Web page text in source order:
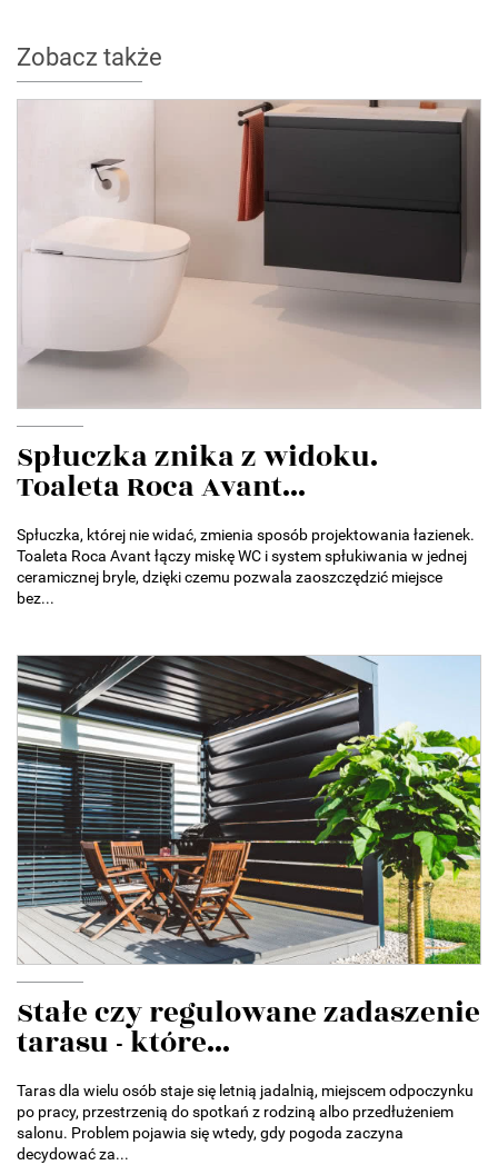
Zobacz także
Spłuczka znika z widoku.
Toaleta Roca Avant...
Spłuczka, której nie widać, zmienia sposób projektowania łazienek.
Toaleta Roca Avant łączy miskę WC i system spłukiwania w jednej
ceramicznej bryle, dzięki czemu pozwala zaoszczędzić miejsce
bez...
Stałe czy regulowane zadaszenie
tarasu - które...
Taras dla wielu osób staje się letnią jadalnią, miejscem odpoczynku
po pracy, przestrzenią do spotkań z rodziną albo przedłużeniem
salonu. Problem pojawia się wtedy, gdy pogoda zaczyna
decydować za...